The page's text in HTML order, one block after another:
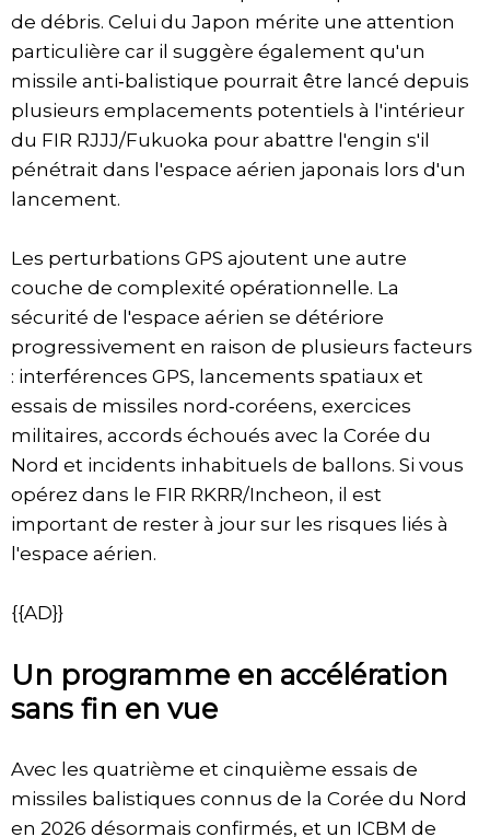
de débris. Celui du Japon mérite une attention
particulière car il suggère également qu'un
missile anti‑balistique pourrait être lancé depuis
plusieurs emplacements potentiels à l'intérieur
du FIR RJJJ/Fukuoka pour abattre l'engin s'il
pénétrait dans l'espace aérien japonais lors d'un
lancement.
Les perturbations GPS ajoutent une autre
couche de complexité opérationnelle. La
sécurité de l'espace aérien se détériore
progressivement en raison de plusieurs facteurs
: interférences GPS, lancements spatiaux et
essais de missiles nord‑coréens, exercices
militaires, accords échoués avec la Corée du
Nord et incidents inhabituels de ballons. Si vous
opérez dans le FIR RKRR/Incheon, il est
important de rester à jour sur les risques liés à
l'espace aérien.
{{AD}}
Un programme en accélération
sans fin en vue
Avec les quatrième et cinquième essais de
missiles balistiques connus de la Corée du Nord
en 2026 désormais confirmés, et un ICBM de